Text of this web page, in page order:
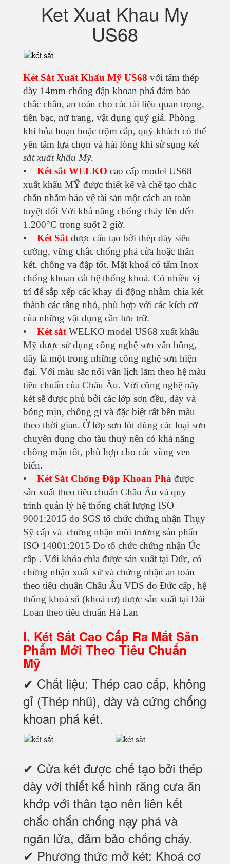
Ket Xuat Khau My
US68
Két Sắt Xuất Khẩu Mỹ US68 với tấm thép
dày 14mm chống đập khoan phá đảm bảo
chắc chắn, an toàn cho các tài liệu quan trọng,
tiền bạc, nữ trang, vật dụng quý giá. Phòng
khi hỏa hoạn hoặc trộm cắp, quý khách có thể
yên tâm lựa chọn và hài lòng khi sử sụng két
sắt xuất khẩu Mỹ.
• Két sắt WELKO cao cấp model US68
xuất khẩu MỸ được thiết kế và chế tạo chắc
chắn nhằm bảo vệ tài sản một cách an toàn
tuyệt đối Với khả năng chống cháy lên đến
1.200°C trong suốt 2 giờ.
• Két Sắtđược cấu tạo bởi thép dày siêu
cường, vững chắc chống phá cửa hoặc thân
két, chống va đập tốt. Mặt khoá có tấm Inox
chống khoan cắt hệ thống khoá. Có nhiều vị
trí để sắp xếp các khay di động nhằm chia két
thành các tầng nhỏ, phù hợp với các kích cỡ
của những vật dụng cần lưu trữ.
• Két sắtWELKO model US68 xuất khẩu
Mỹ được sử dụng công nghệ sơn vân bông,
đây là một trong những công nghệ sơn hiện
đại. Với màu sắc nổi vân lịch lãm theo hệ màu
tiêu chuẩn của Châu Âu. Với công nghệ này
két sẽ được phủ bởi các lớp sơn đều, dày và
bóng mịn, chống gỉ và đặc biệt rất bền màu
theo thời gian. Ở lớp sơn lót dùng các loại sơn
chuyên dụng cho tàu thuỷ nên có khả năng
chống mặn tốt, phù hợp cho các vùng ven
biển.
• Két Sắt Chống Đập Khoan Phá được
sản xuất theo tiêu chuẩn Châu Âu và quy
trình quản lý hệ thống chất lượng ISO
9001:2015 do SGS tổ chức chứng nhận Thụy
Sỹ cấp và chứng nhận môi trường sản phẩn
ISO 14001:2015 Do tổ chức chứng nhận Úc
cấp . Với khóa chìa được sản xuất tại Đức, có
chứng nhận xuất xứ và chứng nhận an toàn
theo tiêu chuẩn Châu Âu VDS do Đức cấp, hệ
thống khoá số (khoá cơ) được sản xuất tại Đài
Loan theo tiêu chuẩn Hà Lan
I. Két Sắt Cao Cấp Ra Mắt Sản
Phẩm Mới Theo Tiêu Chuẩn
Mỹ
✔ Chất liệu: Thép cao cấp, không
gỉ (Thép nhũ), dày và cứng chống
khoan phá két.
✔ Cửa két được chế tạo bởi thép
dày với thiết kế hình răng cưa ăn
khớp với thân tạo nên liên kết
chắc chắn chống nạy phá và
ngăn lửa, đảm bảo chống cháy.
✔ Phương thức mở két: Khoá cơ